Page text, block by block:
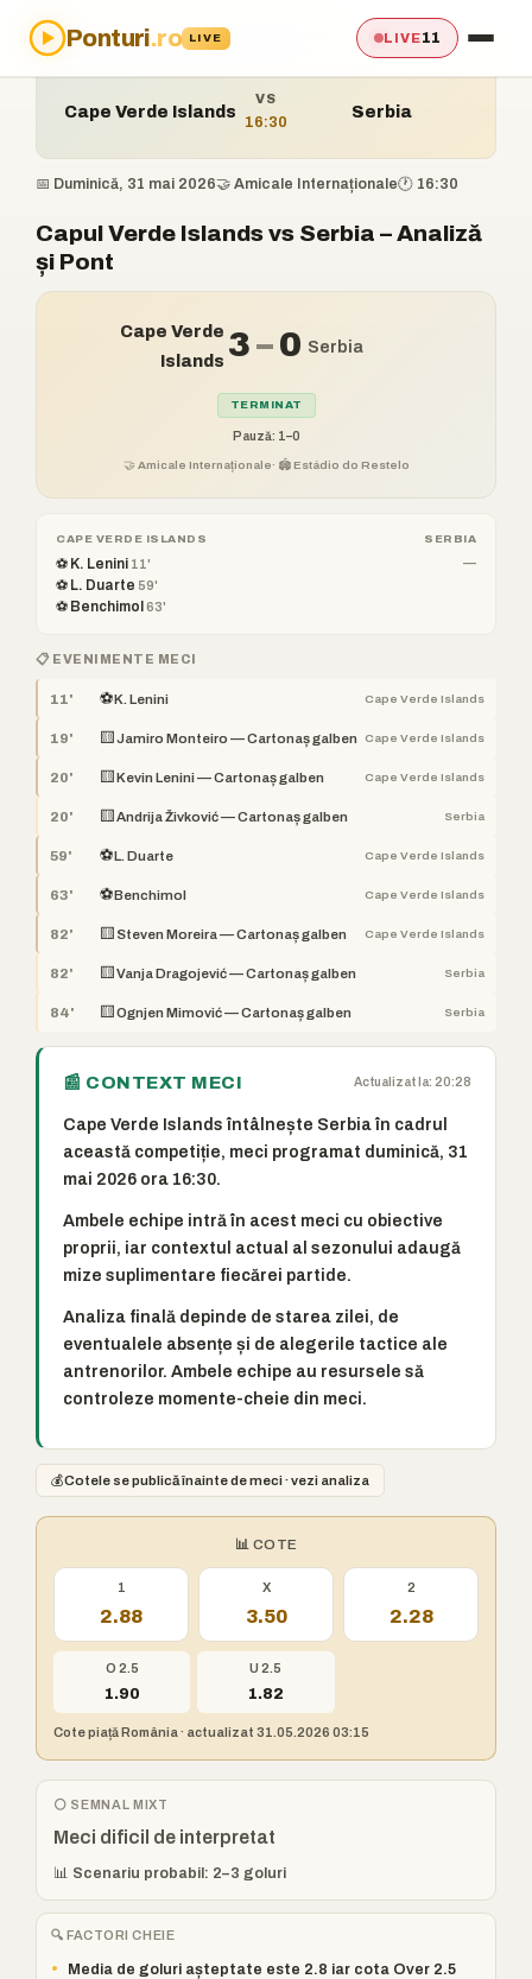
Ponturi.ro LIVE LIVE11
Acasă›Ponturi›Cape Verde Islands vs Serbia
Cape Verde Islands
VS
16:30
Serbia
📅 Duminică, 31 mai 2026🤝 Amicale Internaționale🕐 16:30
Capul Verde Islands vs Serbia – Analiză
și Pont
Cape Verde
Islands 3–0 Serbia
TERMINAT
Pauză: 1–0
🤝 Amicale Internaționale· 🏟️ Estádio do Restelo
CAPE VERDE ISLANDS
⚽ K. Lenini 11'
⚽ L. Duarte 59'
⚽ Benchimol 63'
SERBIA
—
📋 EVENIMENTE MECI
11' ⚽K. Lenini Cape Verde Islands
19' 🟨 Jamiro Monteiro — Cartonaș galben Cape Verde Islands
20' 🟨 Kevin Lenini — Cartonaș galben Cape Verde Islands
20' 🟨 Andrija Živković — Cartonaș galben Serbia
59' ⚽L. Duarte Cape Verde Islands
63' ⚽Benchimol Cape Verde Islands
82' 🟨 Steven Moreira — Cartonaș galben Cape Verde Islands
82' 🟨 Vanja Dragojević — Cartonaș galben Serbia
84' 🟨 Ognjen Mimović — Cartonaș galben Serbia
📰 CONTEXT MECI Actualizat la: 20:28
Cape Verde Islands întâlnește Serbia în cadrul
această competiție, meci programat duminică, 31
mai 2026 ora 16:30.
Ambele echipe intră în acest meci cu obiective
proprii, iar contextul actual al sezonului adaugă
mize suplimentare fiecărei partide.
Analiza finală depinde de starea zilei, de
eventualele absențe și de alegerile tactice ale
antrenorilor. Ambele echipe au resursele să
controleze momente-cheie din meci.
💰Cotele se publică înainte de meci · vezi analiza
📊 COTE
1
2.88
X
3.50
2
2.28
O 2.5
1.90
U 2.5
1.82
Cote piață România · actualizat 31.05.2026 03:15
⚪ SEMNAL MIXT
Meci dificil de interpretat
📊 Scenariu probabil: 2–3 goluri
🔍 FACTORI CHEIE
•
Media de goluri așteptate este 2.8 iar cota Over 2.5